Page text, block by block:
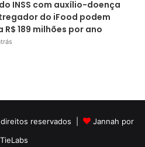
INSS com auxílio-doença
do iFood podem
R$ 189 milhões por ano
reservados |
Jannah por
TieLabs